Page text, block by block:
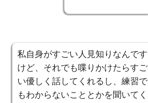
私自身がすごい人見知りなんです
けど、それでも喋りかけたらすご
い優しく話してくれるし、練習で
もわからないこととかを聞いてく